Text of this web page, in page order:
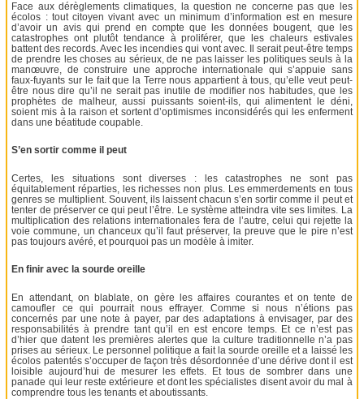
Face aux dérèglements climatiques, la question ne concerne pas que les
écolos : tout citoyen vivant avec un minimum d’information est en mesure
d’avoir un avis qui prend en compte que les données bougent, que les
catastrophes ont plutôt tendance à proliférer, que les chaleurs estivales
battent des records. Avec les incendies qui vont avec. Il serait peut-être temps
de prendre les choses au sérieux, de ne pas laisser les politiques seuls à la
manœuvre, de construire une approche internationale qui s’appuie sans
faux-fuyants sur le fait que la Terre nous appartient à tous, qu’elle veut peut-
être nous dire qu’il ne serait pas inutile de modifier nos habitudes, que les
prophètes de malheur, aussi puissants soient-ils, qui alimentent le déni,
soient mis à la raison et sortent d’optimismes inconsidérés qui les enferment
dans une béatitude coupable.
S’en sortir comme il peut
Certes, les situations sont diverses : les catastrophes ne sont pas
équitablement réparties, les richesses non plus. Les emmerdements en tous
genres se multiplient. Souvent, ils laissent chacun s’en sortir comme il peut et
tenter de préserver ce qui peut l’être. Le système atteindra vite ses limites. La
multiplication des relations internationales fera de l’autre, celui qui rejette la
voie commune, un chanceux qu’il faut préserver, la preuve que le pire n’est
pas toujours avéré, et pourquoi pas un modèle à imiter.
En finir avec la sourde oreille
En attendant, on blablate, on gère les affaires courantes et on tente de
camoufler ce qui pourrait nous effrayer. Comme si nous n’étions pas
concernés par une note à payer, par des adaptations à envisager, par des
responsabilités à prendre tant qu’il en est encore temps. Et ce n’est pas
d’hier que datent les premières alertes que la culture traditionnelle n’a pas
prises au sérieux. Le personnel politique a fait la sourde oreille et a laissé les
écolos patentés s’occuper de façon très désordonnée d’une dérive dont il est
loisible aujourd’hui de mesurer les effets. Et tous de sombrer dans une
panade qui leur reste extérieure et dont les spécialistes disent avoir du mal à
comprendre tous les tenants et aboutissants.